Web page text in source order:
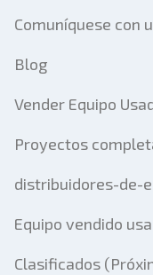
Comuníquese con
Blog
Vender Equipo
Proyectos
distribuidores-de-
Equipo vendido
Clasificados